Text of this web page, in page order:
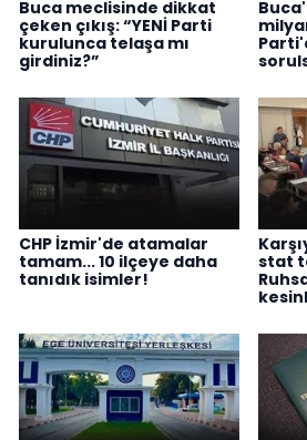
Buca meclisinde dikkat
çeken çıkış: “YENİ Parti
kurulunca telaşa mı
girdiniz?”
CHP İzmir'de atamalar
tamam... 10 ilçeye daha
tanıdık isimler!
stat